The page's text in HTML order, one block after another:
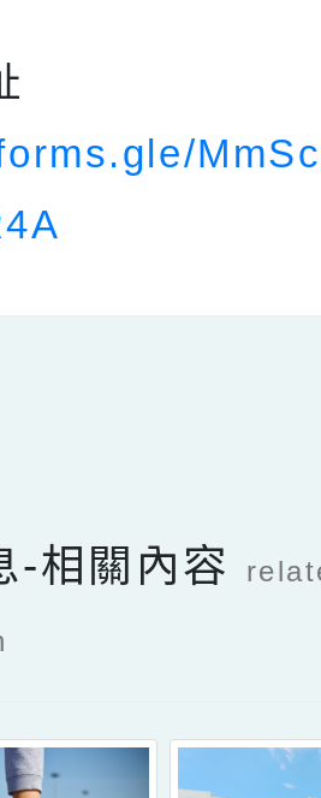
-相關內容